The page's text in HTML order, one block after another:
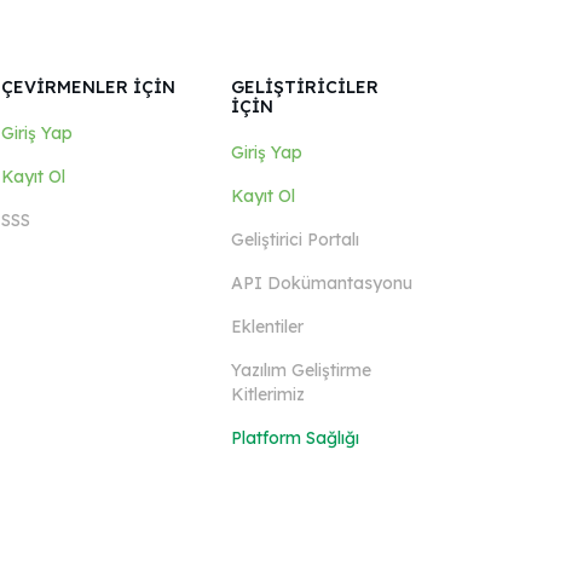
ÇEVİRMENLER İÇİN
Giriş Yap
Kayıt Ol
SSS
GELİŞTİRİCİLER
İÇİN
Giriş Yap
Kayıt Ol
Geliştirici Portalı
API Dokümantasyonu
Eklentiler
Yazılım Geliştirme
Kitlerimiz
Platform Sağlığı